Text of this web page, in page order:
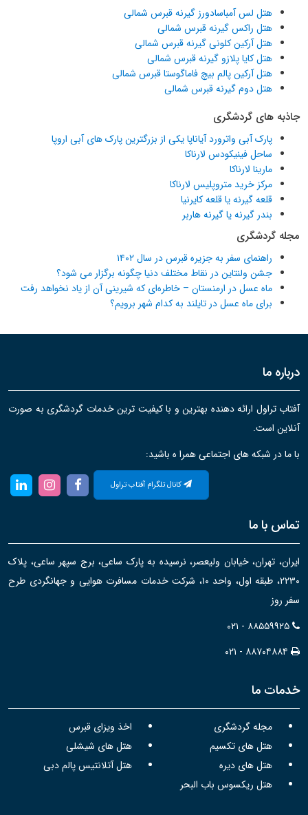
هتل لس آمباسادورز گیرنه قبرس شمالی
هتل راکس گیرنه قبرس شمالی
هتل آرکین کلونی گیرنه قبرس شمالی
هتل کایا پلازو گیرنه قبرس شمالی
هتل آرکین پالم بیچ فاماگوستا قبرس شمالی
هتل دوم گیرنه قبرس شمالی
جاذبه های گردشگری
پارک آبی واترورد آیاناپا یکی از بزرگترین پارک های آبی اروپا
ساحل فینیکودس لارناکا
مارینا لارناکا
مرکز خرید متروپلیس لارناکا
قلعه گیرنه یا قلعه کایرنیا
بندر گیرنه یا گیرنه هاربر
مجله گردشگری
راهنمای سفر به جزیره قبرس در سال ۱۴۰۲
جشن ولنتاین در نقاط مختلف دنیا چگونه برگزار می شود؟
ماه عسل در ارمنستان – خاطره‌ای که شیرینی آن از یاد نخواهد رفت
برای ماه عسل در تایلند به کدام شهر برویم؟
درباره ما
آفتاب تراول ارائه دهنده بهترین و با کیفیت ترین خدمات گردشگری به صورت
آنلاین است.
با ما در شبکه های اجتماعی همرا ه باشید:
کانال تلگرام آفتاب تراول
تماس با ما
ایران، تهران، خیابان ولیعصر، نرسیده به پارک ساعی، برج سپهر ساعی، پلاک
۲۲۳۰، طبقه اول، واحد ۱۰، شرکت خدمات مسافرت هوایی و جهانگردی طرح
سفر روز
۰۲۱ - ۸۸۵۵۹۹۲۵
۰۲۱ - ۸۸۷۰۴۸۸۴
خدمات ما
مجله گردشگری
اخذ ویزای قبرس
هتل های تکسیم
هتل های شیشلی
هتل های دیره
هتل آتلانتیس پالم دبی
هتل ریکسوس باب البحر